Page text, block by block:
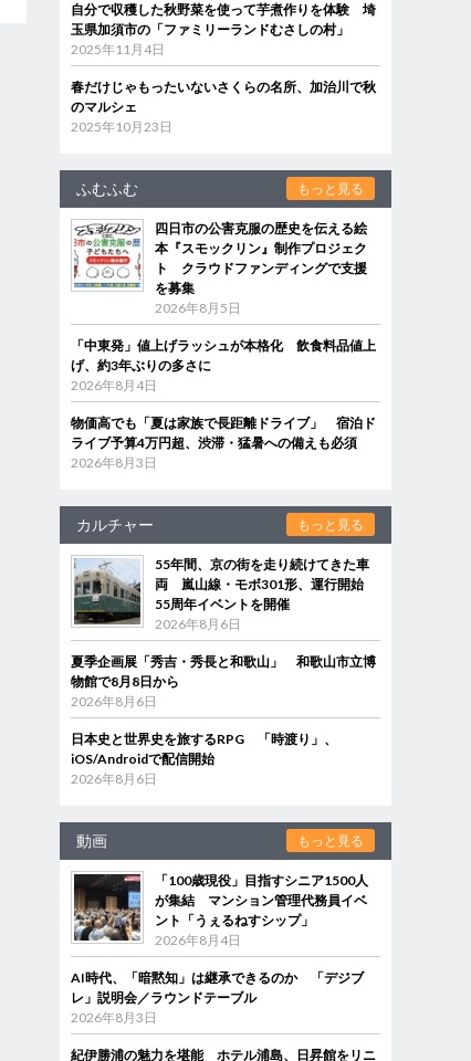
自分で収穫した秋野菜を使って芋煮作りを体験 埼
玉県加須市の「ファミリーランドむさしの村」
2025年11月4日
春だけじゃもったいないさくらの名所、加治川で秋
のマルシェ
2025年10月23日
ふむふむ もっと見る
四日市の公害克服の歴史を伝える絵
本『スモックリン』制作プロジェク
ト クラウドファンディングで支援
を募集
2026年8月5日
「中東発」値上げラッシュが本格化 飲食料品値上
げ、約3年ぶりの多さに
2026年8月4日
物価高でも「夏は家族で長距離ドライブ」 宿泊ド
ライブ予算4万円超、渋滞・猛暑への備えも必須
2026年8月3日
カルチャー もっと見る
55年間、京の街を走り続けてきた車
両 嵐山線・モボ301形、運行開始
55周年イベントを開催
2026年8月6日
夏季企画展「秀吉・秀長と和歌山」 和歌山市立博
物館で8月8日から
2026年8月6日
日本史と世界史を旅するRPG 「時渡り」、
iOS/Androidで配信開始
2026年8月6日
動画 もっと見る
「100歳現役」目指すシニア1500人
が集結 マンション管理代務員イベ
ント「うぇるねすシップ」
2026年8月4日
AI時代、「暗黙知」は継承できるのか 「デジブ
レ」説明会／ラウンドテーブル
2026年8月3日
紀伊勝浦の魅力を堪能 ホテル浦島、日昇館をリニ